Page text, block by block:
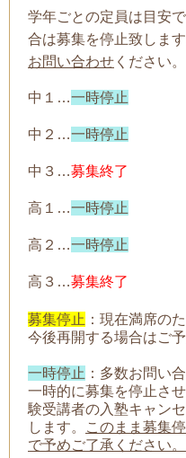
学年ごとの定員は目安
合は募集を停止致しま
お問い合わせ ください。
中１…一時停止
中２…一時停止
中３…募集終了
高１…一時停止
高２…一時停止
高３…募集終了
募集停止 ：現在満席の
今後再開する場合はご
一時停止 ： 多数お問い
一時的に募集を停止さ
験受講者の入塾キャン
します。
このまま募集
で予めご了承ください。